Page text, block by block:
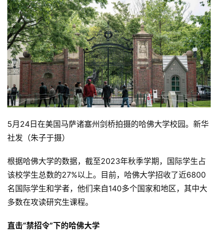
5月24日在美国马萨诸塞州剑桥拍摄的哈佛大学校园。新华
社发（朱子于摄）
根据哈佛大学的数据，截至2023年秋季学期，国际学生占
该校学生总数的27%以上。目前，哈佛大学招收了近6800
名国际学生和学者，他们来自140多个国家和地区，其中大
多数在攻读研究生课程。
直击“禁招令”下的哈佛大学